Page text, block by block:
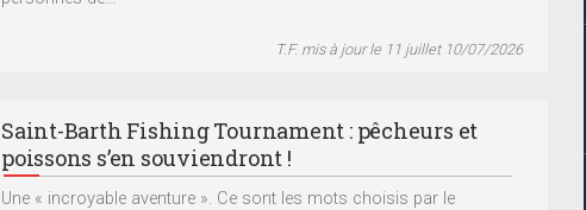
T.F. mis à jour le 11 juillet 10/07/2026
Saint-Barth Fishing Tournament : pêcheurs et
poissons s’en souviendront !
Une « incroyable aventure ». Ce sont les mots choisis par le